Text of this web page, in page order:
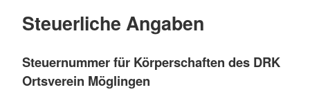
Steuerliche Angaben
Steuernummer für Körperschaften des DRK
Ortsverein Möglingen